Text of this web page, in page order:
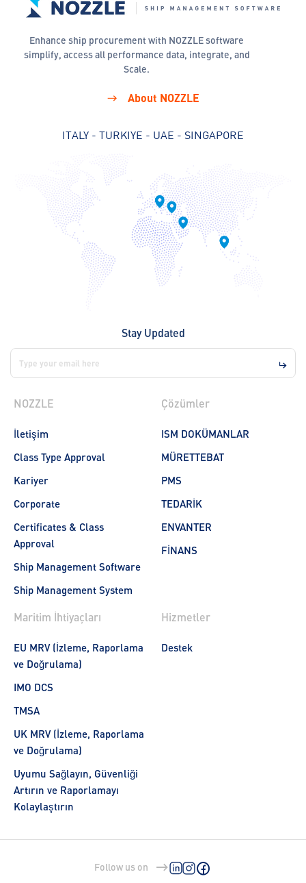
Enhance ship procurement with NOZZLE software
simplify, access all performance data, integrate, and
Scale.
About NOZZLE
ITALY - TURKIYE - UAE - SINGAPORE
Stay Updated
NOZZLE
İletişim
Class Type Approval
Kariyer
Corporate
Certificates & Class
Approval
Ship Management Software
Ship Management System
Çözümler
ISM DOKÜMANLAR
MÜRETTEBAT
PMS
TEDARİK
ENVANTER
FİNANS
Maritim İhtiyaçları
EU MRV (İzleme, Raporlama
ve Doğrulama)
IMO DCS
TMSA
UK MRV (İzleme, Raporlama
ve Doğrulama)
Uyumu Sağlayın, Güvenliği
Artırın ve Raporlamayı
Kolaylaştırın
Hizmetler
Destek
Follow us on